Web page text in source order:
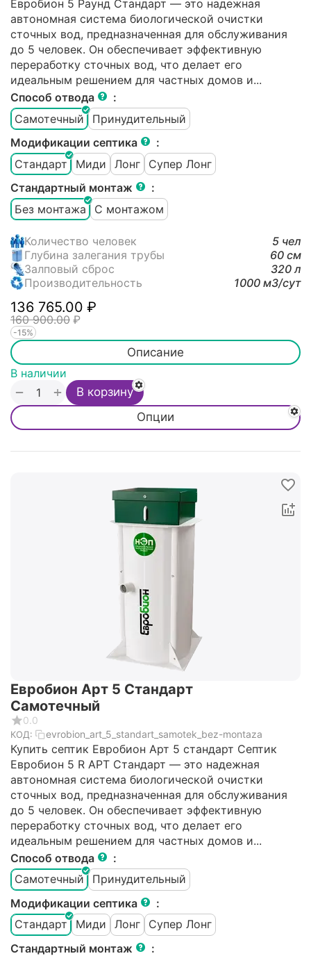
Евробион 5 Раунд Стандарт — это надежная
автономная система биологической очистки
сточных вод, предназначенная для обслуживания
до 5 человек. Он обеспечивает эффективную
переработку сточных вод, что делает его
идеальным решением для частных домов и...
Способ отвода
:
Самотечный
Принудительный
Модификации септика
:
Стандарт
Миди Лонг
Супер Лонг
Стандартный монтаж
:
Без монтажа
С монтажом
Количество человек
5 чел
Глубина залегания трубы
60 см
Залповый сброс
320 л
Производительность
1000 м3/cут
136 765.00 ₽
160 900.00 ₽
-15%
Описание
Опции
В наличии
+
− В корзину
Евробион Арт 5 Стандарт
Самотечный
0.0
КОД: evrobion_art_5_standart_samotek_bez-montaza
Купить септик Евробион Арт 5 стандарт Септик
Евробион 5 R АРТ Стандарт — это надежная
автономная система биологической очистки
сточных вод, предназначенная для обслуживания
до 5 человек. Он обеспечивает эффективную
переработку сточных вод, что делает его
идеальным решением для частных домов и...
Способ отвода
:
Самотечный
Принудительный
Модификации септика
:
Стандарт
Миди Лонг
Супер Лонг
Стандартный монтаж
: